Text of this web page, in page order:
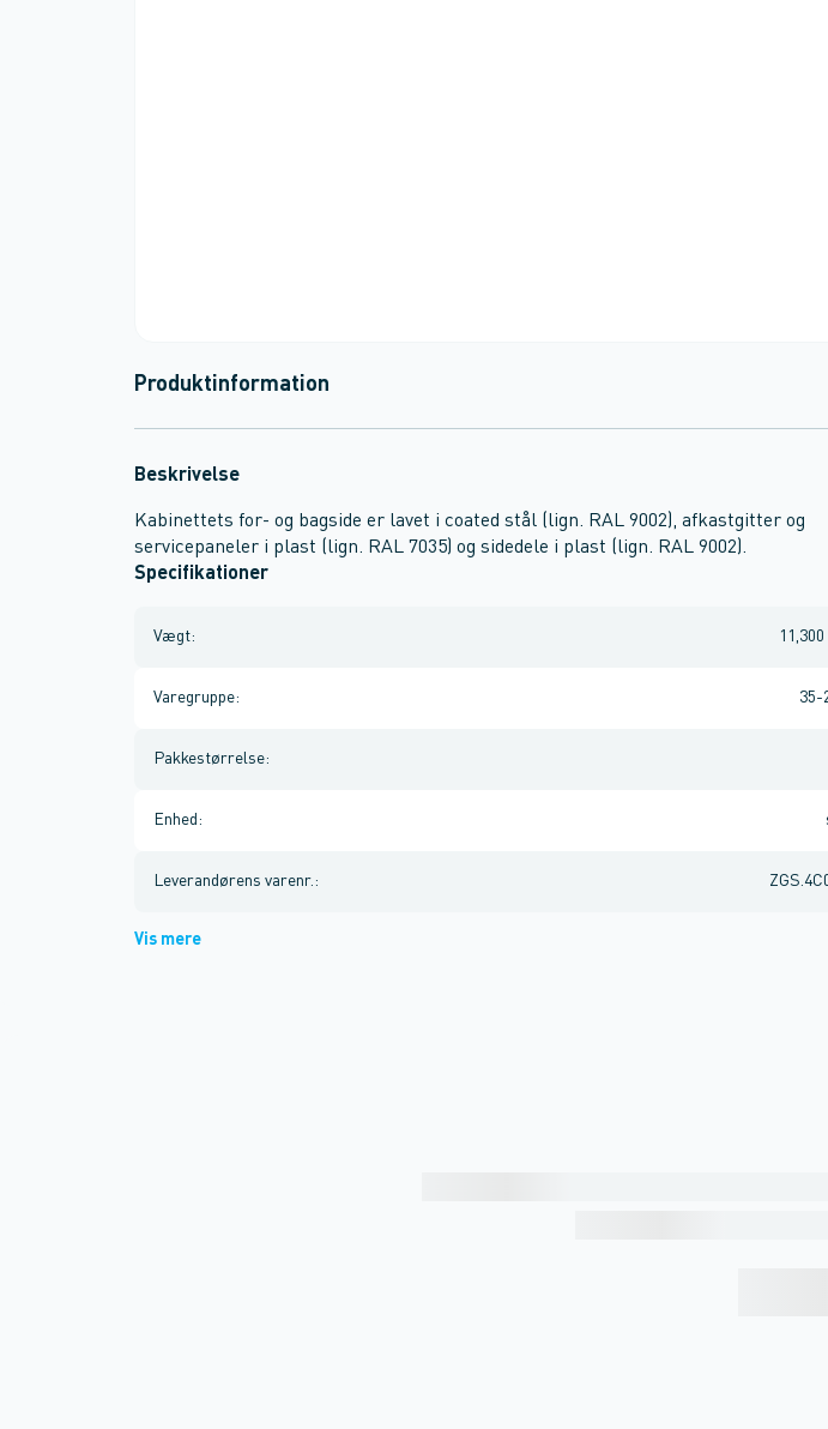
Produktinformation
Beskrivelse
Kabinettets for- og bagside er lavet i coated stål (lign. RAL 9002), afkastgitter og
servicepaneler i plast (lign. RAL 7035) og sidedele i plast (lign. RAL 9002).
Specifikationer
Vægt:
Varegruppe: 35-
Pakkestørrelse:
Enhed :
Leverandørens varenr. :
Vis mere